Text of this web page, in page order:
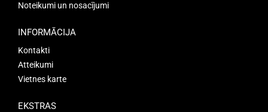
Noteikumi un nosacījumi
INFORMĀCIJA
Kontakti
Atteikumi
Vietnes karte
EKSTRAS